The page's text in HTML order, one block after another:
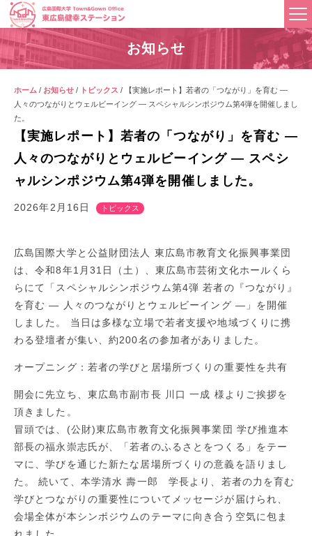
お知らせ
ホーム / お知らせ / トピックス /
【実施レポート】若者の「つながり」を育む ―
人々のつながりとウェルビーイング ― スペシャルシンポジウム第4弾を開催しまし
た。
【実施レポート】若者の「つながり」を育む ―
人々のつながりとウェルビーイング ― スペシ
ャルシンポジウム第4弾を開催しました。
2026年2月16日 トピックス
広島国際大学と公益財団法人 東広島市教育文化振興事業団
は、令和8年1月31日（土）、東広島市芸術文化ホールくら
らにて「スペシャルシンポジウム第4弾 若者の『つながり』
を育む ― 人々のつながりとウェルビーイング ―」を開催
しました。 当日は多様な立場で若者支援や地域づくりに携
わる登壇者が集い、約200名の参加者がありました。
オープニング：若者の学びと居場所づくりの重要性を共有
開会に先立ち、東広島市副市長 川口 一成 様よりご挨拶を
頂きました。
冒頭では、(公財)東広島市教育文化振興事業団 学び推進本
部長の福永崇志氏が、「若者のふるさとをつくる」をテー
マに、学びを通じた新たな居場所づくりの意義を語りまし
た。 続いて、本学清水 壽一郎 学長より、若者の力を育む
学びとつながりの重要性についてメッセージが届けられ、
会場全体が本シンポジウムのテーマに向き合う空気に包ま